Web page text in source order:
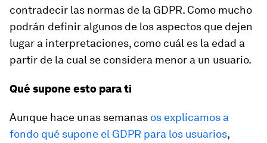
contradecir las normas de la GDPR. Como mucho
podrán definir algunos de los aspectos que dejen
lugar a interpretaciones, como cuál es la edad a
partir de la cual se considera menor a un usuario.
Qué supone esto para ti
Aunque hace unas semanas os explicamos a
fondo qué supone el GDPR para los usuarios,